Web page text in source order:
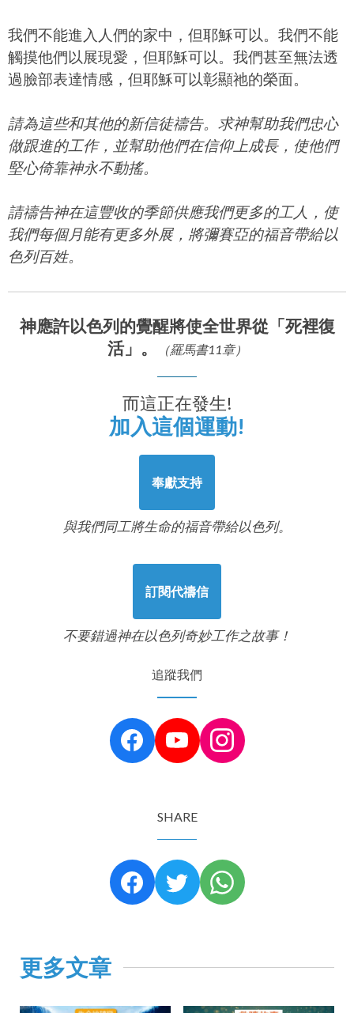
我們不能進入人們的家中，但耶穌可以。我們不能
觸摸他們以展現愛，但耶穌可以。我們甚至無法透
過臉部表達情感，但耶穌可以彰顯祂的榮面。​
請為這些和其他的新信徒禱告。求神幫助我們忠心
做跟進的工作，並幫助他們在信仰上成長，使他們
堅心倚靠神永不動搖。
請禱告神在這豐收的季節供應我們更多的工人，使
我們每個月能有更多外展，將彌賽亞的福音帶給以
色列百姓。
神應許以色列的覺醒將使全世界從「死裡復
活」。
（羅馬書11章）
而這正在發生!
加入這個運動!
奉獻支持
與我們同工將生命的福音帶給以色列。
訂閱代禱信
不要錯過神在以色列奇妙工作之故事！
追蹤我們
SHARE
更多文章